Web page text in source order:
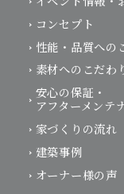
コンセプト
性能・品質への
素材へのこだわ
安心の保証・
アフターメンテ
家づくりの流れ
建築事例
オーナー様の声